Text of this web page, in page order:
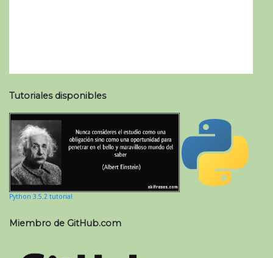
Tutoriales disponibles
Python 3.5.2 tutorial
Miembro de GitHub.com